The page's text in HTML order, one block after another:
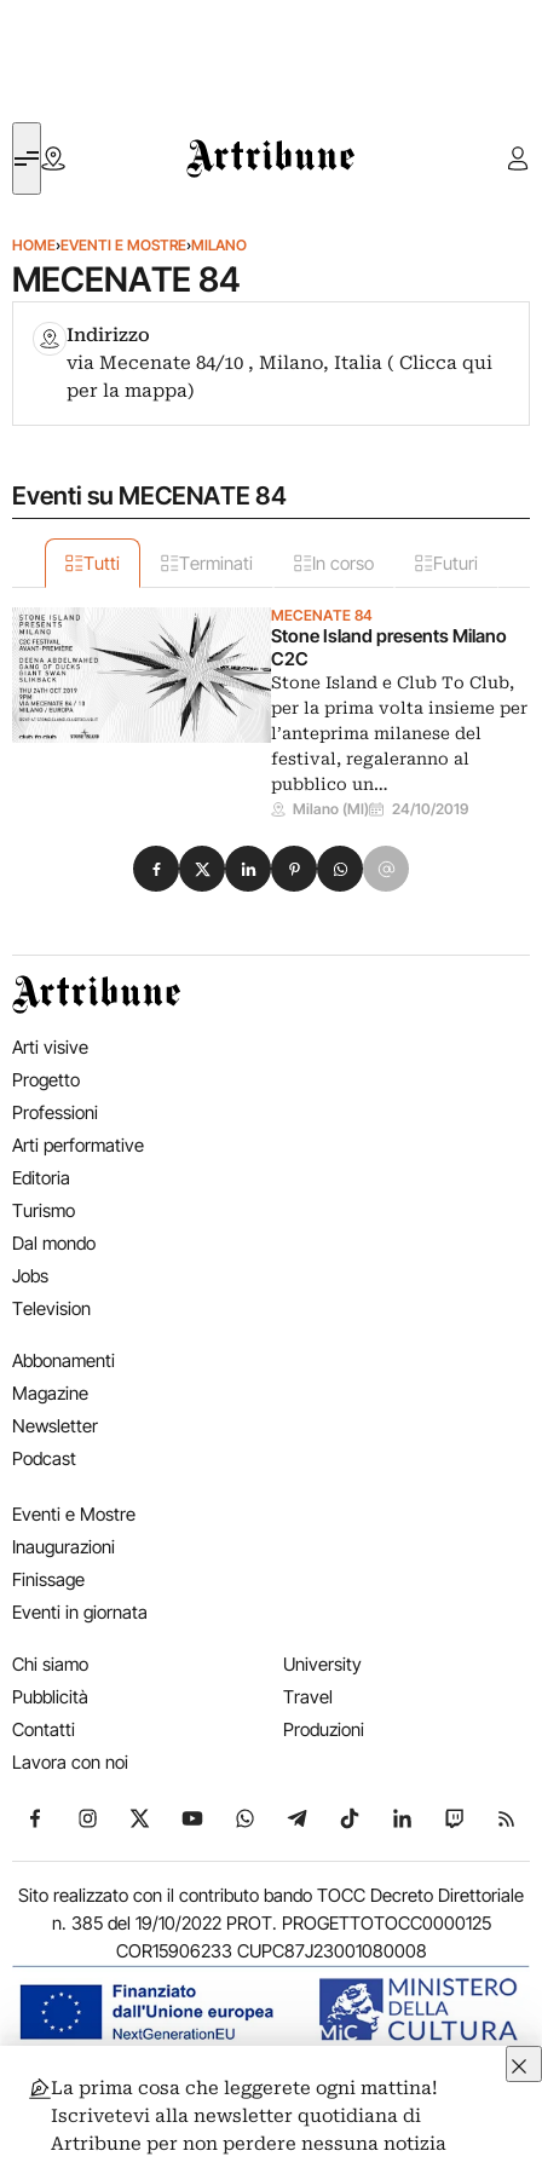
Artribune
HOME›EVENTI E MOSTRE›MILANO
MECENATE 84
Indirizzo
via Mecenate 84/10 , Milano, Italia ( Clicca qui
per la mappa)
Eventi su MECENATE 84
Tutti Terminati In corso Futuri
MECENATE 84
Stone Island presents Milano
C2C
Stone Island e Club To Club,
per la prima volta insieme per
l’anteprima milanese del
festival, regaleranno al
pubblico un…
Milano (MI) 24/10/2019
Condividi su Facebook
Condividi su X
Condividi su LinkedIn
Condividi su Pinterest
Condividi su WhatsApp
Condividi su Email
Artribune
Arti visive
Progetto
Professioni
Arti performative
Editoria
Turismo
Dal mondo
Jobs
Television
Abbonamenti
Magazine
Newsletter
Podcast
Eventi e Mostre
Inaugurazioni
Finissage
Eventi in giornata
Chi siamo
Pubblicità
Contatti
Lavora con noi
University
Travel
Produzioni
Seguici su Facebook
Seguici su Instagram
Seguici su X
Seguici su YouTube
Seguici su WhatsApp
Seguici su Telegram
Seguici su TikTok
Seguici su
Seguici
Sito realizzato con il contributo bando TOCC Decreto Direttoriale
n. 385 del 19/10/2022 PROT. PROGETTOTOCC0000125
COR15906233 CUPC87J23001080008
© 2011-2026 ARTRIBUNE srl – Corso Vittorio Emanuele II, 287 –
00186 Roma - P.I. 11381581005
Privacy: Responsabile della protezione dei dati personali
La prima cosa che leggerete ogni mattina!
Iscrivetevi alla newsletter quotidiana di
Artribune per non perdere nessuna notizia